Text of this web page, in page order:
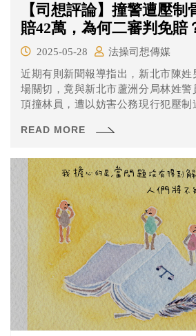
【司想評論】撞警遭壓制
賠42萬，為何二審判免賠
2025-05-28
法操司想傳媒
近期有則新聞報導指出，新北市陳姓
場關切，竟與新北市蘆洲分局林姓警
頂撞林員，遭以妨害公務現行犯壓制
審判決林員須賠償四十二萬多元，兩
而遭逮捕，陳因拒不配合掙扎抵抗
任，逆轉改判免賠。可上訴。
READ MORE